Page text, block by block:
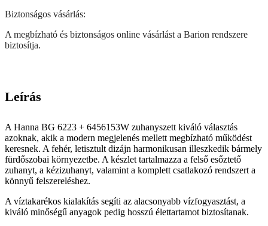
Biztonságos vásárlás:
A megbízható és biztonságos online vásárlást a Barion rendszere
biztosítja.
Leírás
A Hanna BG 6223 + 6456153W zuhanyszett kiváló választás
azoknak, akik a modern megjelenés mellett megbízható működést
keresnek. A fehér, letisztult dizájn harmonikusan illeszkedik bármely
fürdőszobai környezetbe. A készlet tartalmazza a felső esőztető
zuhanyt, a kézizuhanyt, valamint a komplett csatlakozó rendszert a
könnyű felszereléshez.
A víztakarékos kialakítás segíti az alacsonyabb vízfogyasztást, a
kiváló minőségű anyagok pedig hosszú élettartamot biztosítanak.